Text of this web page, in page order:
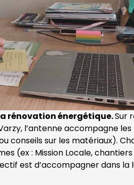
rénovation énergétique.Sur
l’antenne accompagne les
conseils sur les matériaux).
(ex : Mission Locale, chantiers
est d’accompagner dans